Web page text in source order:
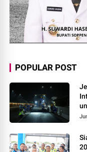
POPULAR POST